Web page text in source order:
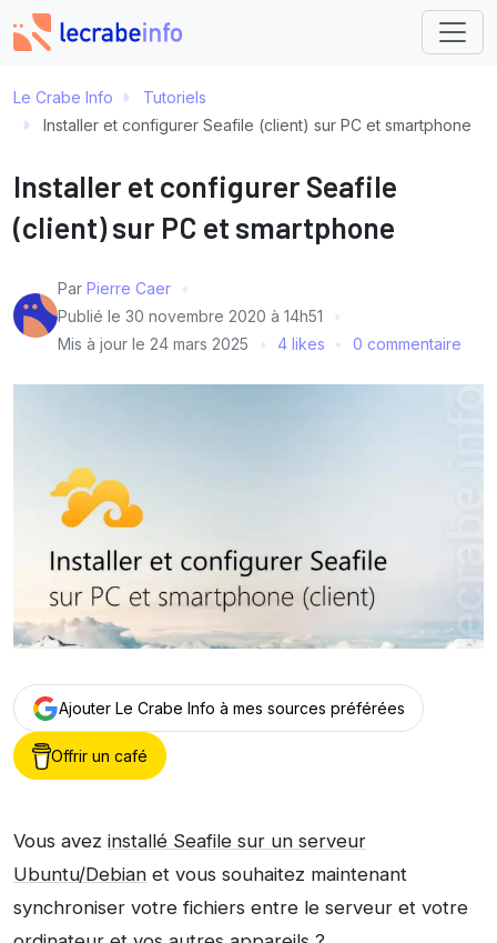
Le Crabe Info
Tutoriels
Installer et configurer Seafile (client) sur PC et smartphone
Installer et configurer Seafile
(client) sur PC et smartphone
Par Pierre Caer
Publié le 30 novembre 2020 à 14h51
Mis à jour le 24 mars 2025 4 likes 0 commentaire
Ajouter Le Crabe Info à mes sources préférées
Offrir un café
Vous avez installé Seafile sur un serveur
Ubuntu/Debian et vous souhaitez maintenant
synchroniser votre fichiers entre le serveur et votre